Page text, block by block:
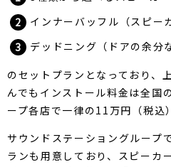
インナーバッフル（スピー
デッドニング（ドアの余分
のセットプランとなっており、
んでもインストール料金は全国
ープ各店で一律の11万円（税込
サウンドステーショングループ
ランも用意しており、スピーカ